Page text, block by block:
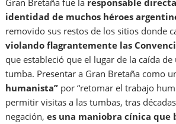
Gran Bretaña fue la responsable
identidad de muchos héroes
removido sus restos de los sitios donde
violando flagrantemente las
que estableció que el lugar de la caída de
tumba. Presentar a Gran Bretaña como
humanista” por “retomar el trabajo
permitir visitas a las tumbas, tras
negación,es una maniobra cínica que